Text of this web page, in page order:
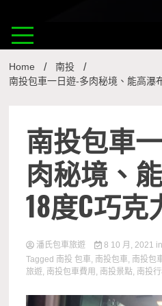
Home
南投
南投包車一日遊-多肉秘境、能高瀑
南投包車
肉秘境、
18度C巧克
潘氏包車旅遊 8 10 月, 2021 in
Tagged 南投 包車, 南投包車, 南投包
旅遊, 南投包車費用 , 南投景點, 南投